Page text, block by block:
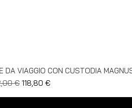
Vista rapida
DA VIAGGIO CON CUSTODIA
regolare
€ Prezzo scontato
118,80 €